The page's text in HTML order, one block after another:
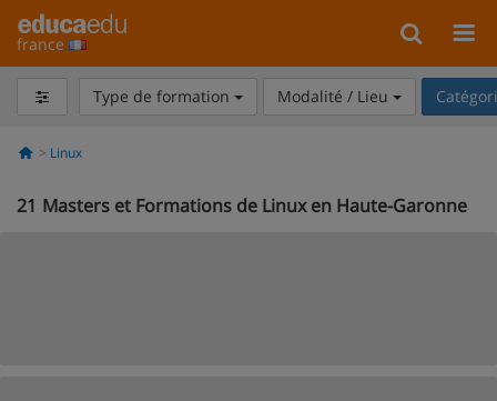
france
Type de formation Modalité / Lieu
Linux
21 Masters et Formations de Linux en Haute-Garonne